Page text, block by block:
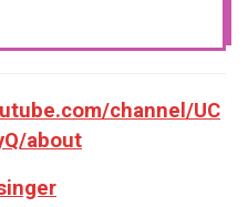
channel/UC
about